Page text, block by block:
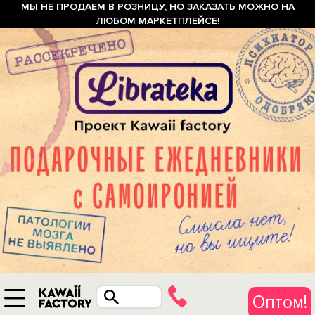
МЫ НЕ ПРОДАЕМ В РОЗНИЦУ, НО ЗАКАЗАТЬ МОЖНО НА
ЛЮБОМ МАРКЕТПЛЕЙСЕ!
Оптом!